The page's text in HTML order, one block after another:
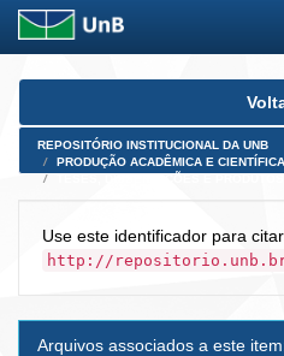
Skip
REPOSITÓRIO INSTITUCIONAL DA UNB
PRODUÇÃO ACADÊMICA E CIENTÍFICA
Use este identificador para
http://repositorio.unb.br/
Arquivos associados a este